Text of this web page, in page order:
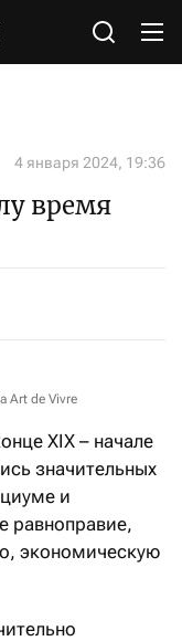
4 января 2024, 19:36
время
Art de Vivre
XIX – начале
значительных
и
равноправие,
экономическую